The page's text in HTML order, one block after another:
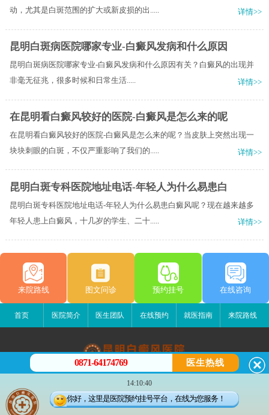
动，尤其是白斑范围的扩大或新皮损的出.....
详情>>
昆明白斑病医院哪家专业-白癜风发病和什么原因
昆明白斑病医院哪家专业-白癜风发病和什么原因有关？​白癜风的出现并
非毫无征兆，很多时候和日常生活.....
详情>>
在昆明看白癜风较好的医院-白癜风是怎么来的呢
在昆明看白癜风较好的医院-白癜风是怎么来的呢？当皮肤上突然出现一
块块刺眼的白斑，不仅严重影响了我们的.....
详情>>
昆明白斑专科医院地址电话-年轻人为什么易患白
昆明白斑专科医院地址电话-年轻人为什么易患白癜风呢？现在越来越多
年轻人患上白癜风，十几岁的学生、二十.....
详情>>
来院路线 图文问诊 预约挂号 在线咨询
首页 医院简介 医生团队 在线预约 就医指南 来院路线
昆明白癜风医院
昆明市五华区护国路2号
版权所有：昆明白癜风医院
0871-64174769 医生热线
14:10:40
你好，这里是医院预约挂号平台，在线为您服务！